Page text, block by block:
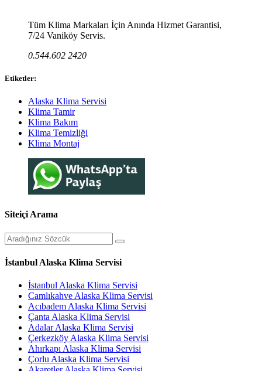
Tüm Klima Markaları İçin Anında Hizmet Garantisi,
7/24 Vaniköy Servis.
0.544.602 2420
Etiketler:
Alaska Klima Servisi
Klima Tamir
Klima Bakım
Klima Temizliği
Klima Montaj
Siteiçi Arama
İstanbul Alaska Klima Servisi
İstanbul Alaska Klima Servisi
Camlıkahve Alaska Klima Servisi
Acıbadem Alaska Klima Servisi
Çanta Alaska Klima Servisi
Adalar Alaska Klima Servisi
Çerkezköy Alaska Klima Servisi
Ahırkapı Alaska Klima Servisi
Çorlu Alaska Klima Servisi